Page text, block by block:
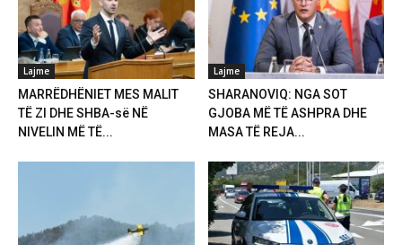
Lajme
MARRËDHËNIET MES MALIT
TË ZI DHE SHBA-së NË
NIVELIN MË TË...
Lajme
SHARANOVIQ: NGA SOT
GJOBA MË TË ASHPRA DHE
MASA TË REJA...